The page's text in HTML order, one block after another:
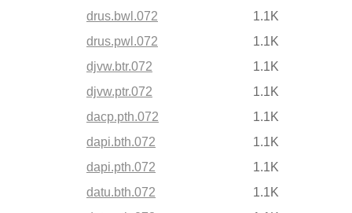
drus.bwl.072
1.1K
drus.pwl.072
1.1K
djvw.btr.072
1.1K
djvw.ptr.072
1.1K
dacp.pth.072
1.1K
dapi.bth.072
1.1K
dapi.pth.072
1.1K
datu.bth.072
1.1K